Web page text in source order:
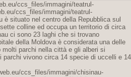
ccs_files/immagini/teatrul-
ccs_files/immagini/teatrul-
è situato nel centro della Repubblica sul
colline ed occupa un territorio di circa
ci sono 23 laghi che si trovano
della Moldova è considerata una delle
parchi nella città e gli alberi si
parchi vivono circa 14 specie di uccelli e 14
ccs_files/immagini/chisinau-